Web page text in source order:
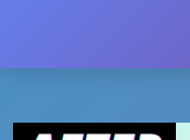
content